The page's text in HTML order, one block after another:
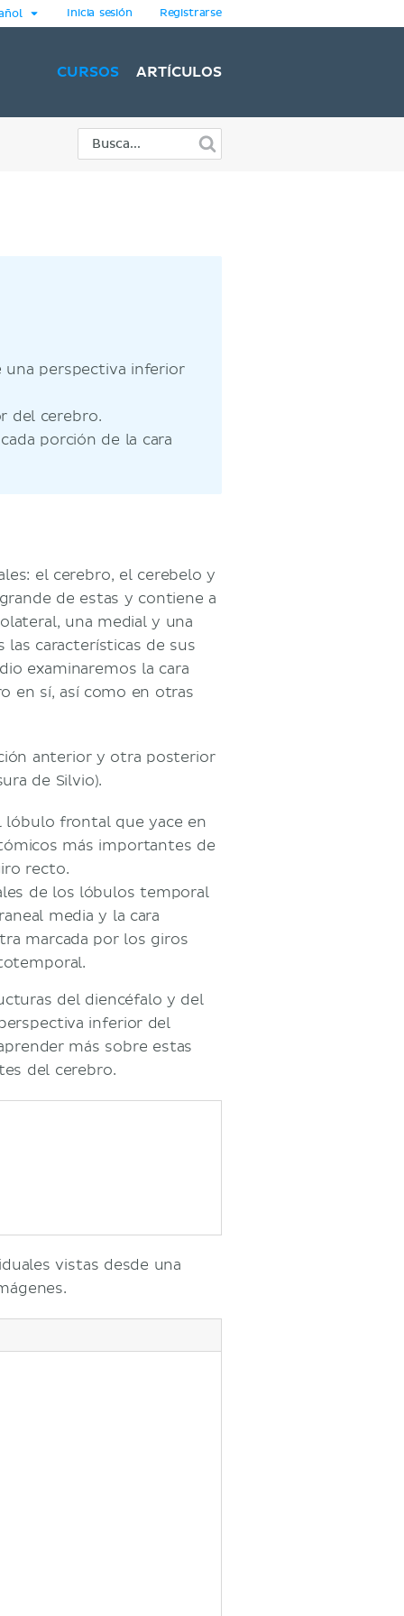
Inicia sesión Registrarse
CURSOS ARTÍCULOS
una perspectiva inferior
del cerebro.
porción de la cara
el cerebro, el cerebelo y
de estas y contiene a
una medial y una
características de sus
examinaremos la cara
en sí, así como en otras
anterior y otra posterior
de Silvio).
frontal que yace en
más importantes de
recto.
de los lóbulos temporal
media y la cara
marcada por los giros
del diencéfalo y del
inferior del
más sobre estas
del cerebro.
vistas desde una